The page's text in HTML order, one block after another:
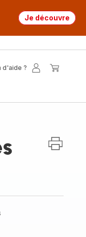
Je découvre
d'aide ?
Mon